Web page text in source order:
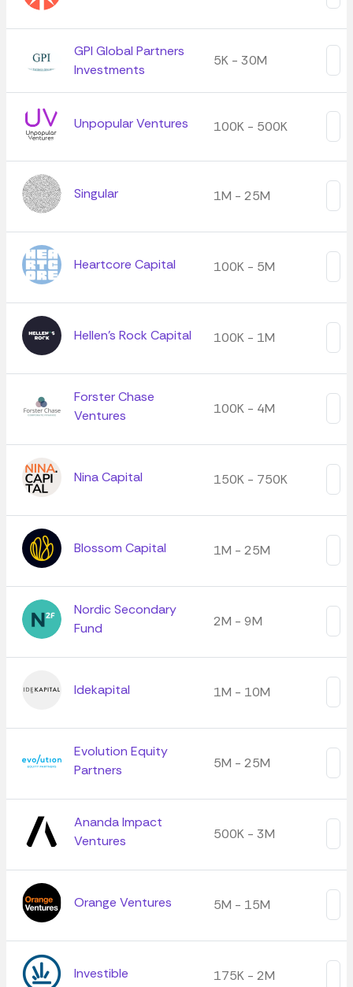
GPI Global Partners
Investments
5K - 30M
Unpopular Ventures 100K - 500K
Singular 1M - 25M
Heartcore Capital 100K - 5M
Hellen's Rock Capital 100K - 1M
Forster Chase
Ventures
100K - 4M
Nina Capital 150K - 750K
Blossom Capital 1M - 25M
Nordic Secondary
Fund
2M - 9M
Idekapital 1M - 10M
Evolution Equity
Partners
5M - 25M
Ananda Impact
Ventures
500K - 3M
Orange Ventures 5M - 15M
Investible 175K - 2M